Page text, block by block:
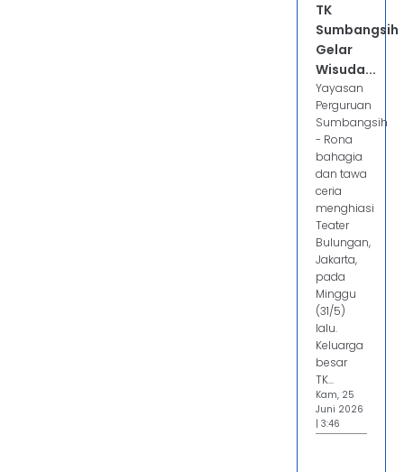
TK
Sumbangsih
Gelar
Wisuda...
Yayasan
Perguruan
Sumbangsih
- Rona
bahagia
dan tawa
ceria
menghiasi
Teater
Bulungan,
Jakarta,
pada
Minggu
(31/5)
lalu.
Keluarga
besar
TK...
Kam, 25
Juni 2026
| 3:46